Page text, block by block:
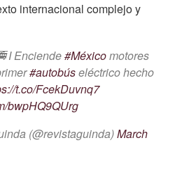
internacional complejo y
I Enciende#Méxicomotores
#autobúseléctrico hecho
t.co/FcekDuvnq7
bwpHQ9QUrg
(@revistaguinda)March